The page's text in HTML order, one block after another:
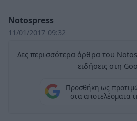
Notospress
11/01/2017 09:32
Δες περισσότερα άρθρα του
ειδήσεις στη
Προσθήκη ως
στα αποτελέσματα